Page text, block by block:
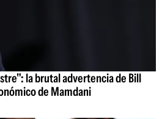
la brutal advertencia de Bill
de Mamdani